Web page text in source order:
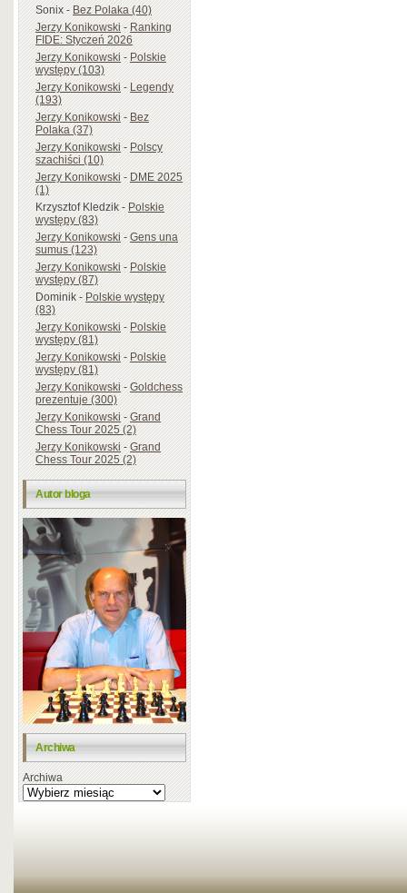
Sonix-Bez Polaka (40)
Jerzy Konikowski-Ranking
FIDE: Styczeń 2026
Jerzy Konikowski-Polskie
występy (103)
Jerzy Konikowski-Legendy
(193)
Jerzy Konikowski-Bez
Polaka (37)
Jerzy Konikowski-Polscy
szachiści (10)
Jerzy Konikowski-DME 2025
(1)
Krzysztof Kledzik-Polskie
występy (83)
Jerzy Konikowski-Gens una
sumus (123)
Jerzy Konikowski-Polskie
występy (87)
Dominik-Polskie występy
(83)
Jerzy Konikowski-Polskie
występy (81)
Jerzy Konikowski-Polskie
występy (81)
Jerzy Konikowski-Goldchess
prezentuje (300)
Jerzy Konikowski-Grand
Chess Tour 2025 (2)
Jerzy Konikowski-Grand
Chess Tour 2025 (2)
Autor bloga
Archiwa
Archiwa